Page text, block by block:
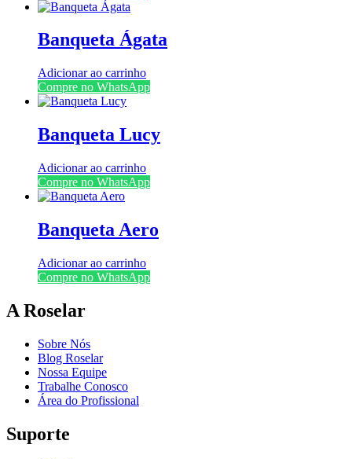
Banqueta Ágata
Adicionar ao carrinho
Compre no WhatsApp
Banqueta Lucy
Adicionar ao carrinho
Compre no WhatsApp
Banqueta Aero
Adicionar ao carrinho
Compre no WhatsApp
A Roselar
Sobre Nós
Blog Roselar
Nossa Equipe
Trabalhe Conosco
Área do Profissional
Suporte